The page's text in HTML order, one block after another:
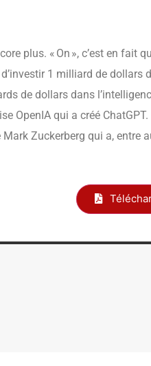
plus. « On », c’est en fait
1 milliard de dollars
de dollars dans
OpenIA qui a créé ChatGPT.
Zuckerberg qui a, entre